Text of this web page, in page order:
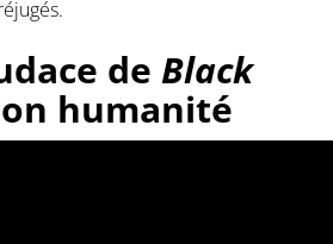
de Black
humanité